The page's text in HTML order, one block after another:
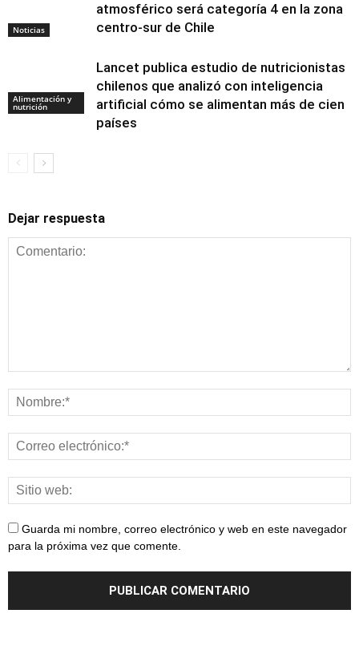
Noticias
atmosférico será categoría 4 en la zona
centro-sur de Chile
Alimentación y
nutrición
Lancet publica estudio de nutricionistas
chilenos que analizó con inteligencia
artificial cómo se alimentan más de cien
países
Dejar respuesta
Guarda mi nombre, correo electrónico y web en este navegador
para la próxima vez que comente.